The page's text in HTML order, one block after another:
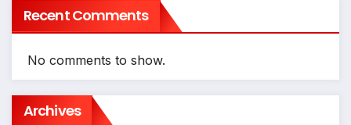
Recent Comments
No comments to show.
Archives